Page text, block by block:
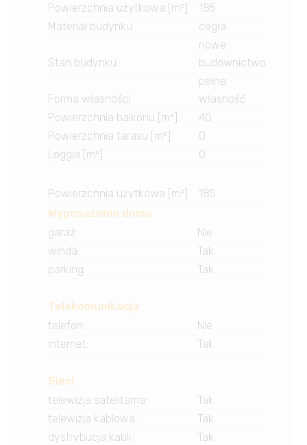
Powierzchnia użytkowa [m²]
185
Materiał budynku
cegła
Stan budynku
nowe
budownictwo
Forma własności
pełna
własność
Powierzchnia balkonu [m²]
40
Powierzchnia tarasu [m²]
0
Loggia [m²]
0
Powierzchnia użytkowa [m²]
185
Wyposażenie domu
garaż:
Nie
winda:
Tak
parking: Tak
Telekomunikacja
telefon:
Nie
internet: Tak
Sieci
telewizja satelitarna:
Tak
telewizja kablowa:
Tak
dystrybucja kabli:
Tak